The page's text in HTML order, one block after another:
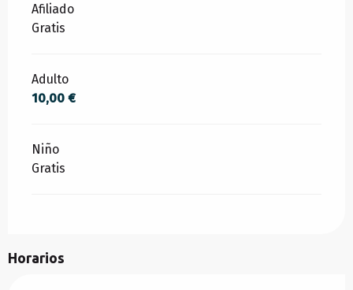
Afiliado
Gratis
Adulto
10,00 €
Niño
Gratis
Horarios